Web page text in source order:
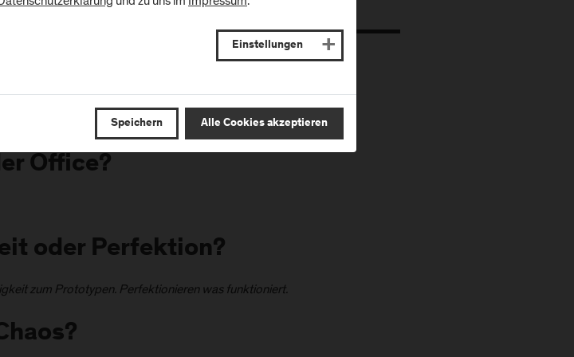
mit Salt Castle
Office?
oder Perfektion?
zum Prototypen. Perfektionieren was funktioniert.
Einstellungen
Speichern Alle Cookies akzeptieren